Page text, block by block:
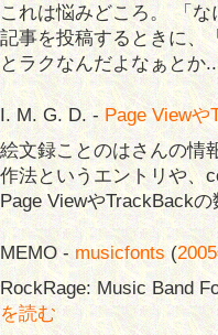
これは悩みどころ。 「
記事を投稿するときに、
とラクなんだよなぁとか
I. M. G. D. - Page View
絵文録ことのはさんの情
作法というエントリや、
Page ViewやTrackBack
MEMO - musicfonts (
RockRage: Music Band
を読む